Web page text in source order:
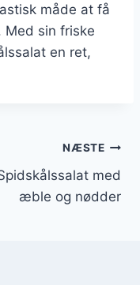
måde at få
Med sin friske
en ret,
NÆSTE
med
æble og nødder